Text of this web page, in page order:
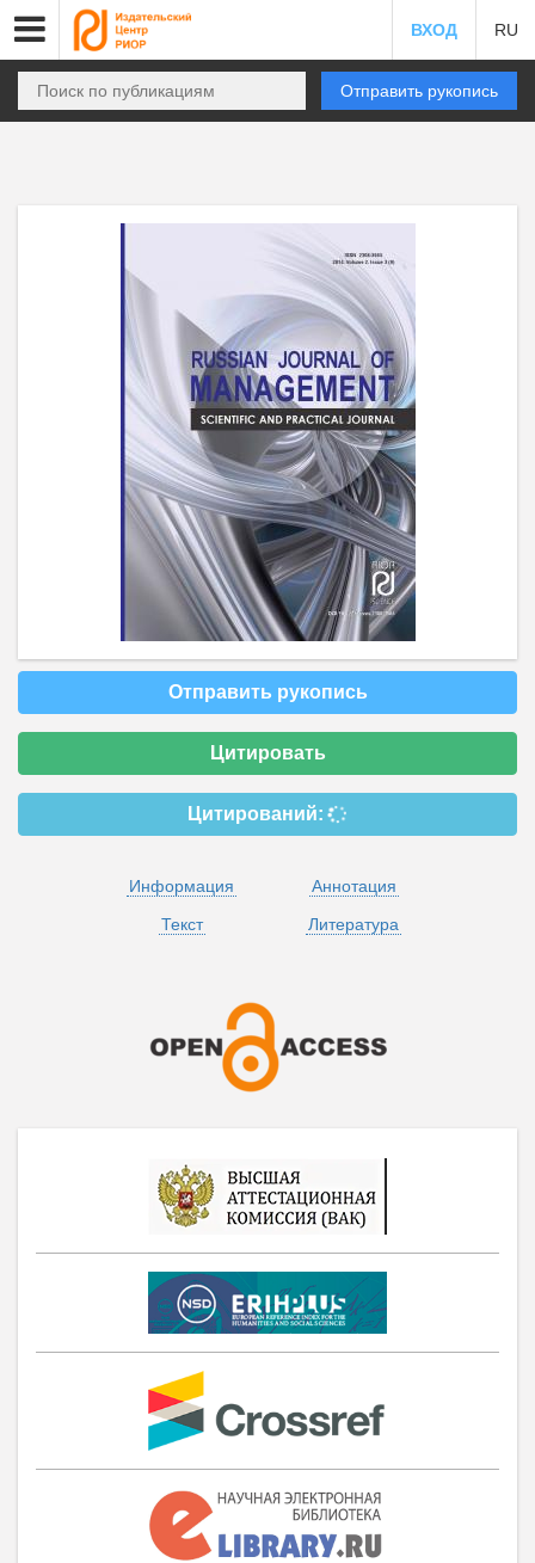
ВХОД RU
Отправить рукопись
Отправить рукопись
Цитировать
Цитирований:
Информация
Аннотация
Текст
Литература